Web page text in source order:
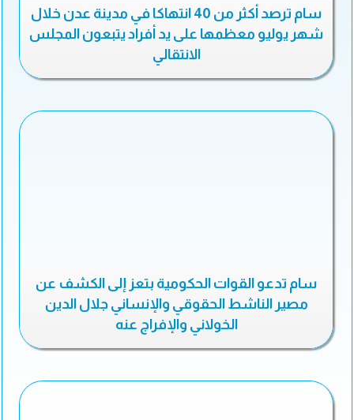
سام ترصد أكثر من 40 انتهاكا في مدينة عدن خلال
شهر يوليو معظمها على يد أفراد يتبعون المجلس
الانتقالي
سام تدعو القوات الحكومية بتعز إلى الكشف عن
مصير الناشط الحقوقي والإنساني جلال الدين
الخولاني والإفراج عنه